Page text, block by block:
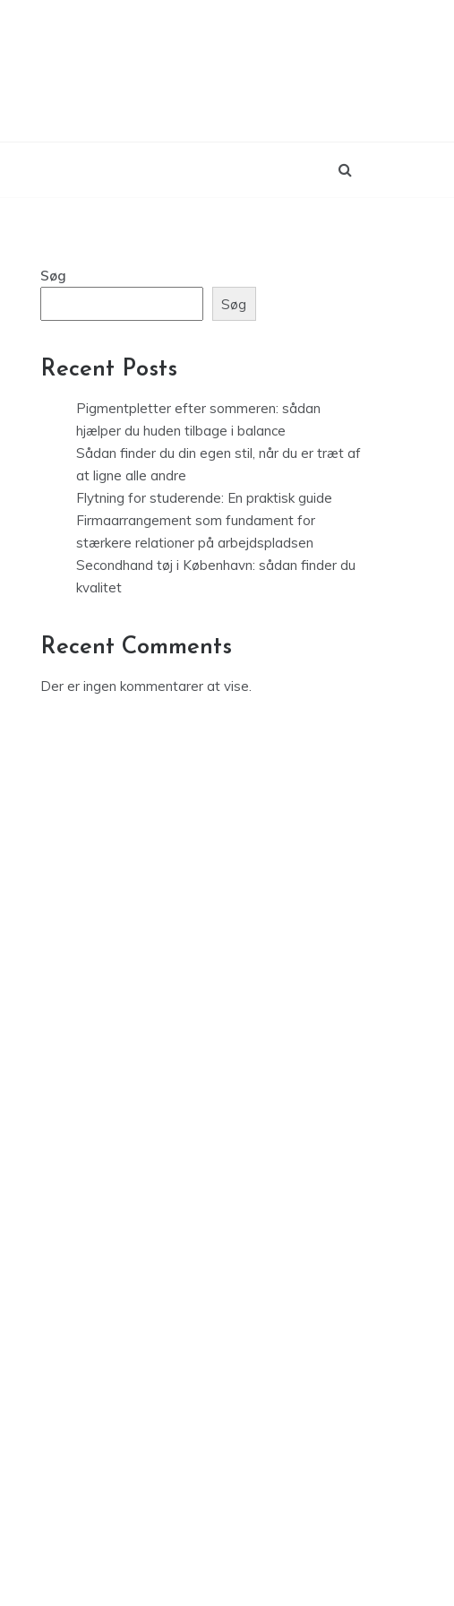
Søg
Søg
Recent Posts
Pigmentpletter efter sommeren: sådan
hjælper du huden tilbage i balance
Sådan finder du din egen stil, når du er træt af
at ligne alle andre
Flytning for studerende: En praktisk guide
Firmaarrangement som fundament for
stærkere relationer på arbejdspladsen
Secondhand tøj i København: sådan finder du
kvalitet
Recent Comments
Der er ingen kommentarer at vise.